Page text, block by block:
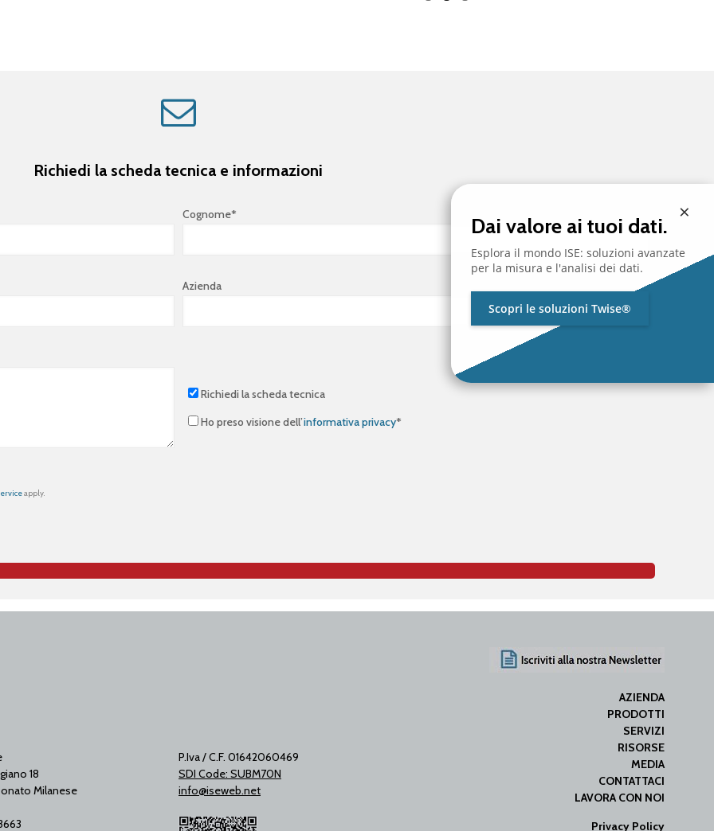
Richiedi la scheda tecnica e informazioni
Cognome*
Azienda
Richiedi la scheda tecnica
Ho preso visione dell’informativa privacy*
apply.
18
Milanese
P.Iva / C.F. 01642060469
SDI Code: SUBM70N
info@iseweb.net
AZIENDA
PRODOTTI
SERVIZI
RISORSE
MEDIA
CONTATTACI
LAVORA CON NOI
Privacy Policy
×
Dai valore ai tuoi dati.
Esplora il mondo ISE: soluzioni avanzate
per la misura e l'analisi dei dati.
Scopri le soluzioni Twise®